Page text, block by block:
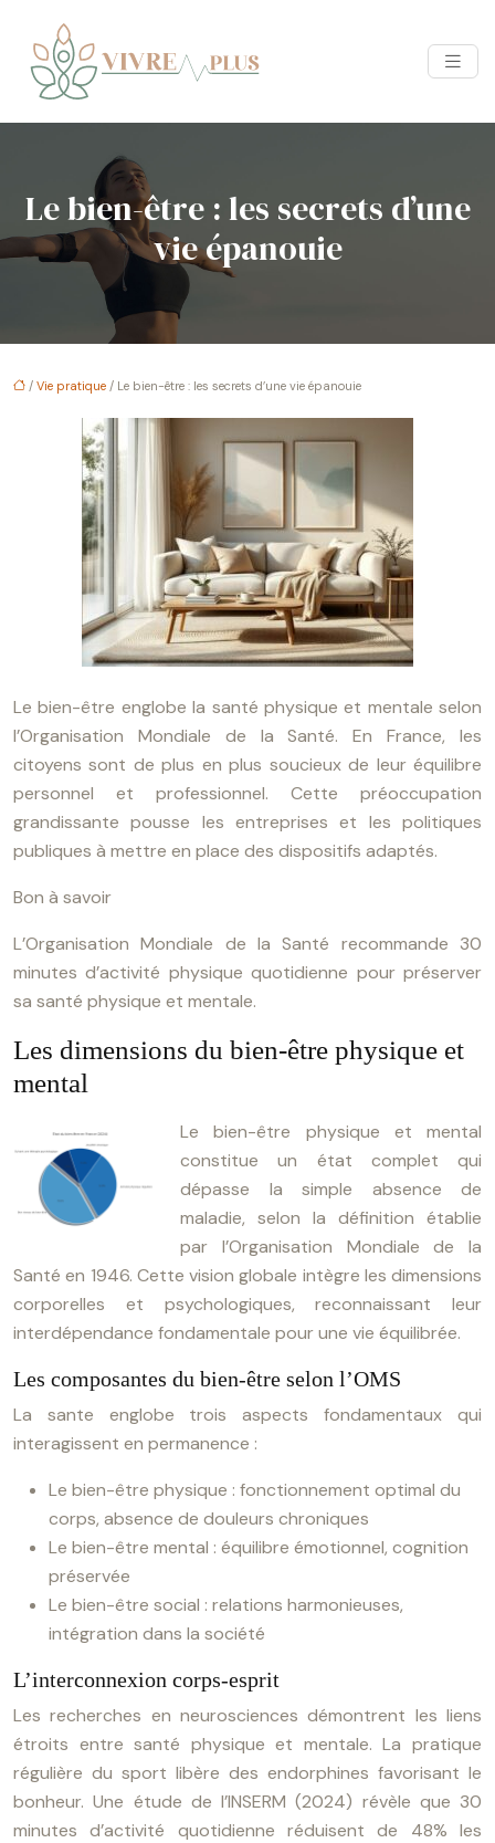
Le bien-être : les secrets d’une
vie épanouie
/ Vie pratique / Le bien-être : les secrets d’une vie épanouie
Le bien-être englobe la santé physique et mentale selon
l’Organisation Mondiale de la Santé. En France, les
citoyens sont de plus en plus soucieux de leur équilibre
personnel et professionnel. Cette préoccupation
grandissante pousse les entreprises et les politiques
publiques à mettre en place des dispositifs adaptés.
Bon à savoir
L’Organisation Mondiale de la Santé recommande 30
minutes d’activité physique quotidienne pour préserver
sa santé physique et mentale.
Les dimensions du bien-être physique et
mental
Le bien-être physique et mental
constitue un état complet qui
dépasse la simple absence de
maladie, selon la définition établie
par l’Organisation Mondiale de la
Santé en 1946. Cette vision globale intègre les dimensions
corporelles et psychologiques, reconnaissant leur
interdépendance fondamentale pour une vie équilibrée.
Les composantes du bien-être selon l’OMS
La sante englobe trois aspects fondamentaux qui
interagissent en permanence :
Le bien-être physique : fonctionnement optimal du
corps, absence de douleurs chroniques
Le bien-être mental : équilibre émotionnel, cognition
préservée
Le bien-être social : relations harmonieuses,
intégration dans la société
L’interconnexion corps-esprit
Les recherches en neurosciences démontrent les liens
étroits entre santé physique et mentale. La pratique
régulière du sport libère des endorphines favorisant le
bonheur. Une étude de l’INSERM (2024) révèle que 30
minutes d’activité quotidienne réduisent de 48% les